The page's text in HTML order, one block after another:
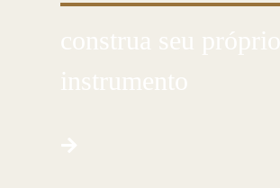
construa seu próprio
instrumento